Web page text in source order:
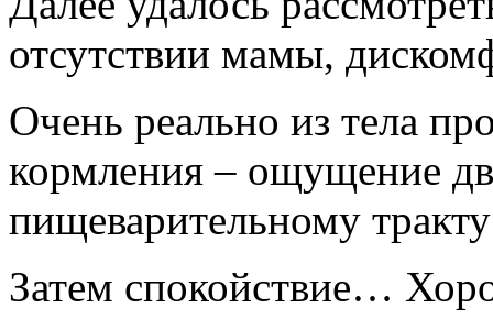
отсутствии мамы,
Очень реально из тела
кормления – ощущение
пищеварительному
Затем спокойствие…